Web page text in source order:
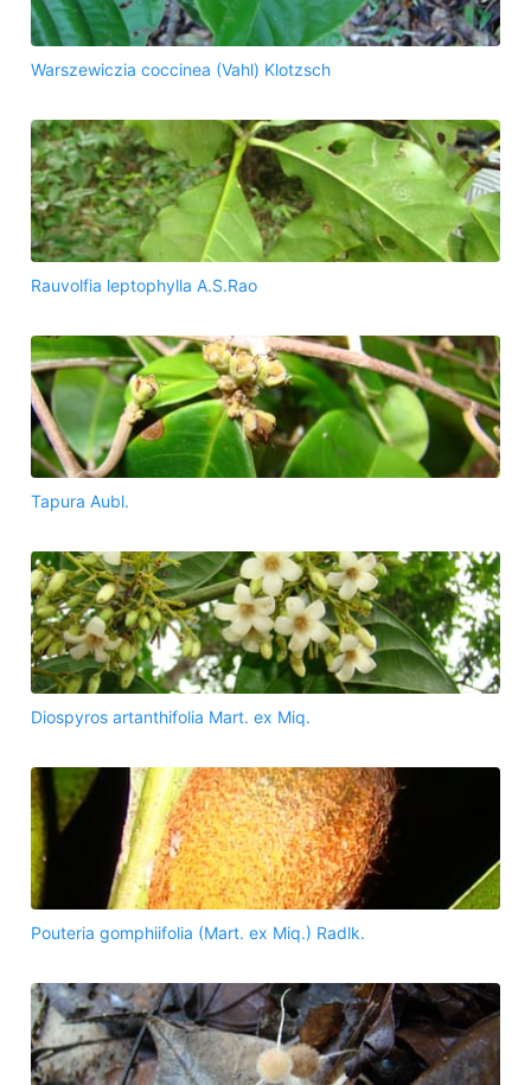
Warszewiczia coccinea (Vahl) Klotzsch
Rauvolfia leptophylla A.S.Rao
Tapura Aubl.
Diospyros artanthifolia Mart. ex Miq.
Pouteria gomphiifolia (Mart. ex Miq.) Radlk.